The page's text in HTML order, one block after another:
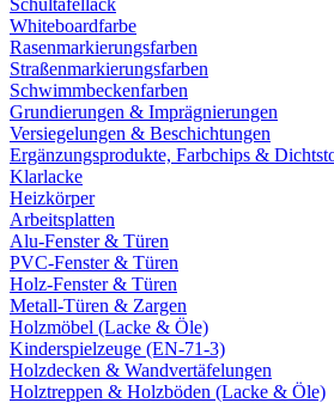
Schultafellack
Whiteboardfarbe
Rasenmarkierungsfarben
Straßenmarkierungsfarben
Schwimmbeckenfarben
Grundierungen & Imprägnierungen
Versiegelungen & Beschichtungen
Ergänzungsprodukte, Farbchips &
Klarlacke
Heizkörper
Arbeitsplatten
Alu-Fenster & Türen
PVC-Fenster & Türen
Holz-Fenster & Türen
Metall-Türen & Zargen
Holzmöbel (Lacke & Öle)
Kinderspielzeuge (EN-71-3)
Holzdecken & Wandvertäfelungen
Holztreppen & Holzböden (Lacke & Öle)